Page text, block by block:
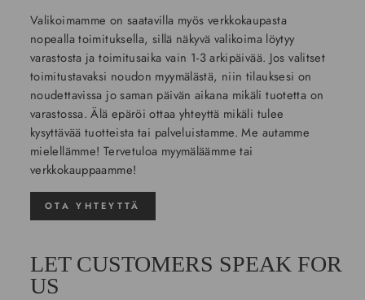
Valikoimamme on saatavilla myös verkkokaupasta
nopealla toimituksella, sillä näkyvä valikoima löytyy
varastosta ja toimitusaika vain 1-3 arkipäivää. Jos valitset
toimitustavaksi noudon myymälästä, niin tilauksesi on
noudettavissa jo saman päivän aikana mikäli tuotetta on
varastossa. Älä epäröi ottaa yhteyttä mikäli tulee
kysyttävää tuotteista tai palveluistamme. Me autamme
mielellämme! Tervetuloa myymäläämme tai
verkkokauppaamme!
OTA YHTEYTTÄ
LET CUSTOMERS SPEAK FOR
US